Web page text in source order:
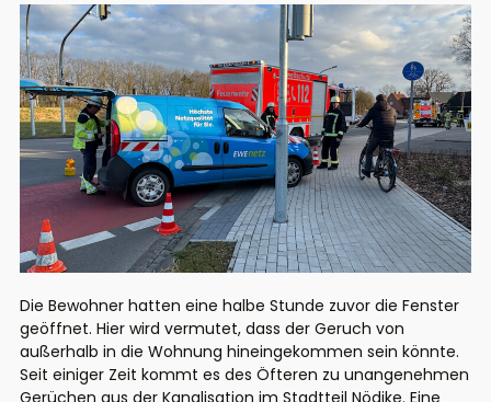
Die Bewohner hatten eine halbe Stunde zuvor die Fenster
geöffnet. Hier wird vermutet, dass der Geruch von
außerhalb in die Wohnung hineingekommen sein könnte.
Seit einiger Zeit kommt es des Öfteren zu unangenehmen